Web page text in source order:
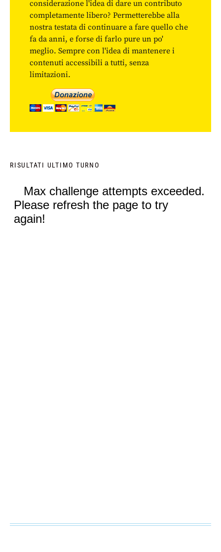
considerazione l'idea di dare un contributo
completamente libero? Permetterebbe alla
nostra testata di continuare a fare quello che
fa da anni, e forse di farlo pure un po'
meglio. Sempre con l'idea di mantenere i
contenuti accessibili a tutti, senza
limitazioni.
RISULTATI ULTIMO TURNO